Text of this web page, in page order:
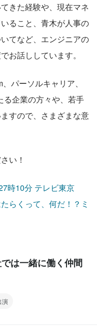
きた経験や、現在マネ
ること、青木が人事の
てなど、エンジニアの
お話ししています。
パーソルキャリア、
る企業の方々や、若手
すので、さまざまな意
い！
時10分 テレビ東京
らくって、何だ！？ミ
は一緒に働く仲間
演